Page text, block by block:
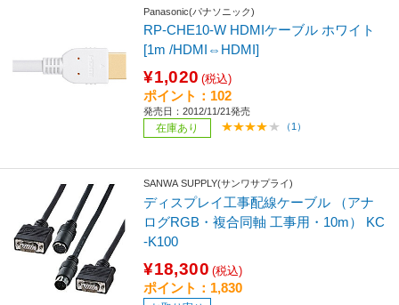
Panasonic(パナソニック)
RP-CHE10-W HDMIケーブル ホワイト
[1m /HDMI⇔HDMI]
¥1,020 (税込)
ポイント：102
発売日：2012/11/21発売
在庫あり （1）
SANWA SUPPLY(サンワサプライ)
ディスプレイ工事配線ケーブル （アナ
ログRGB・複合同軸 工事用・10m） KC
-K100
¥18,300 (税込)
ポイント：1,830